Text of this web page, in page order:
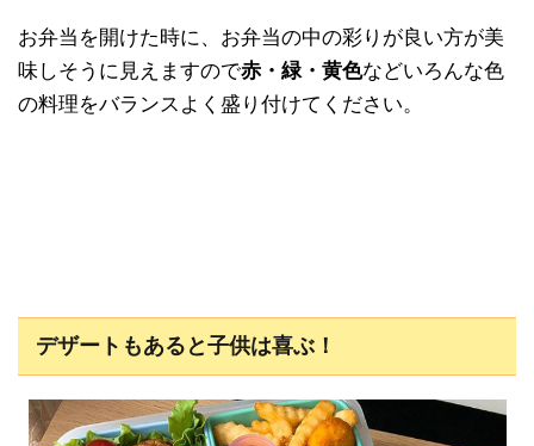
お弁当を開けた時に、お弁当の中の彩りが良い方が美
味しそうに見えますので赤・緑・黄色などいろんな色
の料理をバランスよく盛り付けてください。
デザートもあると子供は喜ぶ！